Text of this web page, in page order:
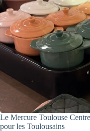
Le Mercure Toulouse
pour les Toulousains